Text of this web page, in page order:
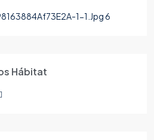
1-1.Jpg 6
Hábitat